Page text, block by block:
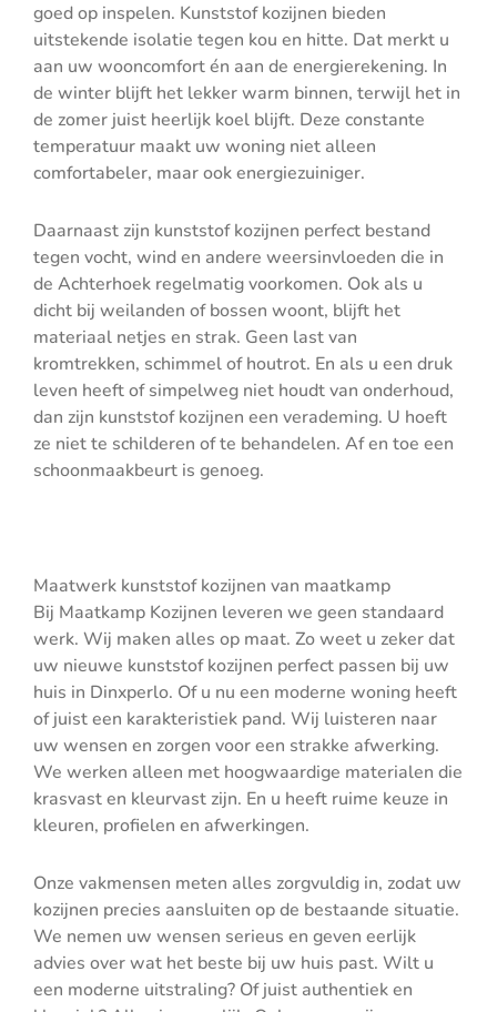
goed op inspelen. Kunststof kozijnen bieden
uitstekende isolatie tegen kou en hitte. Dat merkt u
aan uw wooncomfort én aan de energierekening. In
de winter blijft het lekker warm binnen, terwijl het in
de zomer juist heerlijk koel blijft. Deze constante
temperatuur maakt uw woning niet alleen
comfortabeler, maar ook energiezuiniger.
Daarnaast zijn kunststof kozijnen perfect bestand
tegen vocht, wind en andere weersinvloeden die in
de Achterhoek regelmatig voorkomen. Ook als u
dicht bij weilanden of bossen woont, blijft het
materiaal netjes en strak. Geen last van
kromtrekken, schimmel of houtrot. En als u een druk
leven heeft of simpelweg niet houdt van onderhoud,
dan zijn kunststof kozijnen een verademing. U hoeft
ze niet te schilderen of te behandelen. Af en toe een
schoonmaakbeurt is genoeg.
Maatwerk kunststof kozijnen van maatkamp
Bij Maatkamp Kozijnen leveren we geen standaard
werk. Wij maken alles op maat. Zo weet u zeker dat
uw nieuwe kunststof kozijnen perfect passen bij uw
huis in Dinxperlo. Of u nu een moderne woning heeft
of juist een karakteristiek pand. Wij luisteren naar
uw wensen en zorgen voor een strakke afwerking.
We werken alleen met hoogwaardige materialen die
krasvast en kleurvast zijn. En u heeft ruime keuze in
kleuren, profielen en afwerkingen.
Onze vakmensen meten alles zorgvuldig in, zodat uw
kozijnen precies aansluiten op de bestaande situatie.
We nemen uw wensen serieus en geven eerlijk
advies over wat het beste bij uw huis past. Wilt u
een moderne uitstraling? Of juist authentiek en